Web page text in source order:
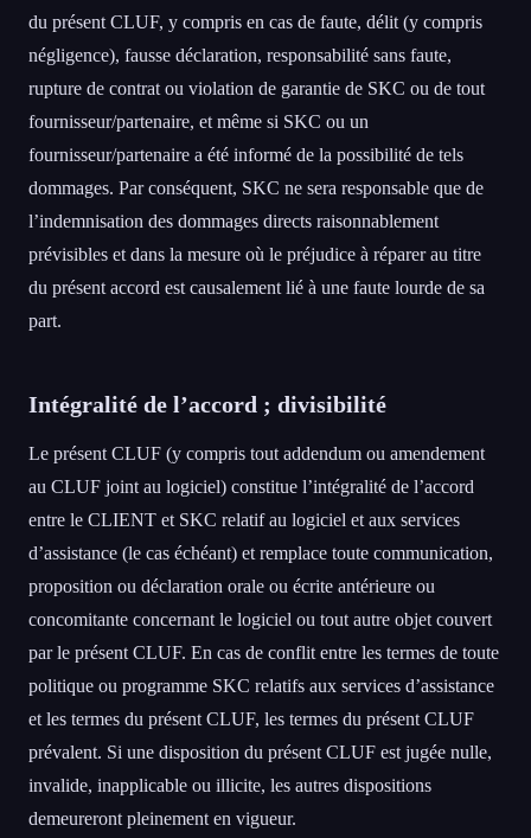
du présent CLUF, y compris en cas de faute, délit (y compris
négligence), fausse déclaration, responsabilité sans faute,
rupture de contrat ou violation de garantie de SKC ou de tout
fournisseur/partenaire, et même si SKC ou un
fournisseur/partenaire a été informé de la possibilité de tels
dommages. Par conséquent, SKC ne sera responsable que de
l’indemnisation des dommages directs raisonnablement
prévisibles et dans la mesure où le préjudice à réparer au titre
du présent accord est causalement lié à une faute lourde de sa
part.
Intégralité de l’accord ; divisibilité
Le présent CLUF (y compris tout addendum ou amendement
au CLUF joint au logiciel) constitue l’intégralité de l’accord
entre le CLIENT et SKC relatif au logiciel et aux services
d’assistance (le cas échéant) et remplace toute communication,
proposition ou déclaration orale ou écrite antérieure ou
concomitante concernant le logiciel ou tout autre objet couvert
par le présent CLUF. En cas de conflit entre les termes de toute
politique ou programme SKC relatifs aux services d’assistance
et les termes du présent CLUF, les termes du présent CLUF
prévalent. Si une disposition du présent CLUF est jugée nulle,
invalide, inapplicable ou illicite, les autres dispositions
demeureront pleinement en vigueur.